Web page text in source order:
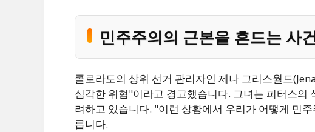
민주주의의 근본을 흔드는 사건
콜로라도의 상위 선거 관리자인 제나 그리스월드
심각한 위협"이라고 경고했습니다. 그녀는 피터스의
려하고 있습니다. "이런 상황에서 우리가 어떻게 민
릅니다.